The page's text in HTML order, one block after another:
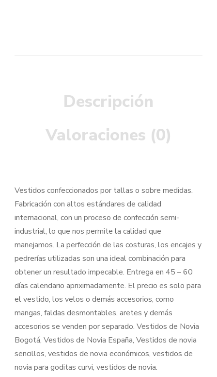
Descripción
Valoraciones (0)
Vestidos confeccionados por tallas o sobre medidas.
Fabricación con altos estándares de calidad
internacional, con un proceso de confección semi-
industrial, lo que nos permite la calidad que
manejamos. La perfección de las costuras, los encajes y
pedrerías utilizadas son una ideal combinación para
obtener un resultado impecable. Entrega en 45 – 60
días calendario apriximadamente. El precio es solo para
el vestido, los velos o demás accesorios, como
mangas, faldas desmontables, aretes y demás
accesorios se venden por separado. Vestidos de Novia
Bogotá, Vestidos de Novia España, Vestidos de novia
sencillos, vestidos de novia económicos, vestidos de
novia para goditas curvi, vestidos de novia.